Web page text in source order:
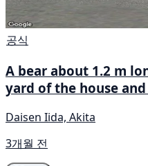
공식
A bear about 1.2 m
yard of the house
Daisen Iida, Akita
3개월 전